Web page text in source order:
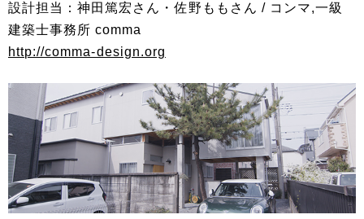
設計担当：神田篤宏さん・佐野ももさん / コンマ,一級
建築士事務所 comma
http://comma-design.org